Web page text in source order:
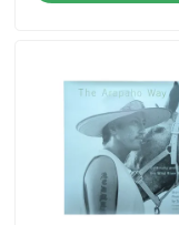
Producten
Video's